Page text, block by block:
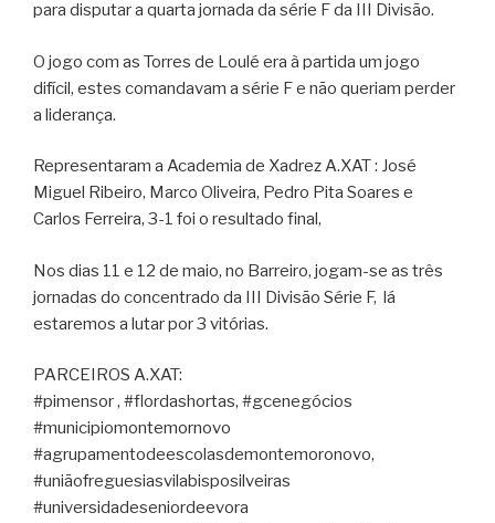
para disputar a quarta jornada da série F da III Divisão.
O jogo com as Torres de Loulé era à partida um jogo
difícil, estes comandavam a série F e não queriam perder
a liderança.
Representaram a Academia de Xadrez A.XAT : José
Miguel Ribeiro, Marco Oliveira, Pedro Pita Soares e
Carlos Ferreira, 3-1 foi o resultado final,
Nos dias 11 e 12 de maio, no Barreiro, jogam-se as três
jornadas do concentrado da III Divisão Série F, lá
estaremos a lutar por 3 vitórias.
PARCEIROS A.XAT:
#pimensor , #flordashortas, #gcenegócios
#municipiomontemornovo
#agrupamentodeescolasdemontemoronovo,
#uniãofreguesiasvilabisposilveiras
#universidadeseniordeevora